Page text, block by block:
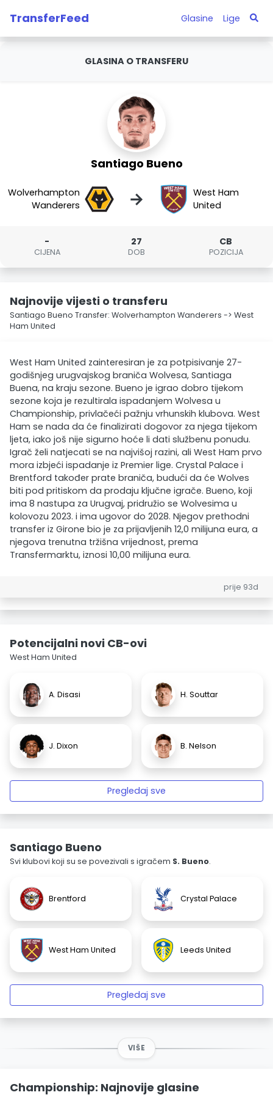
TransferFeed Glasine Lige
GLASINA O TRANSFERU
Santiago Bueno
Wolverhampton
Wanderers
→
West Ham
United
-
CIJENA
27
DOB
CB
POZICIJA
Najnovije vijesti o transferu
Santiago Bueno Transfer: Wolverhampton Wanderers -> West
Ham United
West Ham United zainteresiran je za potpisivanje 27-
godišnjeg urugvajskog braniča Wolvesa, Santiaga
Buena, na kraju sezone. Bueno je igrao dobro tijekom
sezone koja je rezultirala ispadanjem Wolvesa u
Championship, privlačeći pažnju vrhunskih klubova. West
Ham se nada da će finalizirati dogovor za njega tijekom
ljeta, iako još nije sigurno hoće li dati službenu ponudu.
Igrač želi natjecati se na najvišoj razini, ali West Ham prvo
mora izbjeći ispadanje iz Premier lige. Crystal Palace i
Brentford također prate braniča, budući da će Wolves
biti pod pritiskom da prodaju ključne igrače. Bueno, koji
ima 8 nastupa za Urugvaj, pridružio se Wolvesima u
kolovozu 2023. i ima ugovor do 2028. Njegov prethodni
transfer iz Girone bio je za prijavljenih 12,0 milijuna eura, a
njegova trenutna tržišna vrijednost, prema
Transfermarktu, iznosi 10,00 milijuna eura.
prije 93d
Potencijalni novi CB-ovi
West Ham United
A. Disasi H. Souttar
J. Dixon B. Nelson
Pregledaj sve
Santiago Bueno
Svi klubovi koji su se povezivali s igračem S. Bueno.
Brentford Crystal Palace
West Ham United Leeds United
Pregledaj sve
VIŠE
Championship: Najnovije glasine